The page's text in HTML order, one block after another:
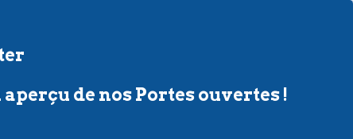
de nos Portes ouvertes !